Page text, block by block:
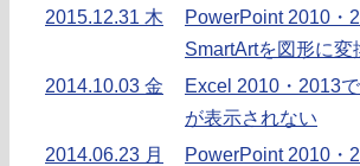
2015.12.31 木
PowerPoint 2010・
SmartArtを図形に変
2014.10.03 金
Excel 2010・2013
が表示されない
2014.06.23 月
PowerPoint 2010・